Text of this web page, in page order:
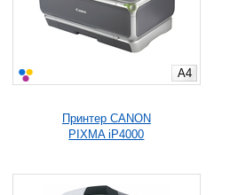
A4
Принтер CANON
PIXMA iP4000